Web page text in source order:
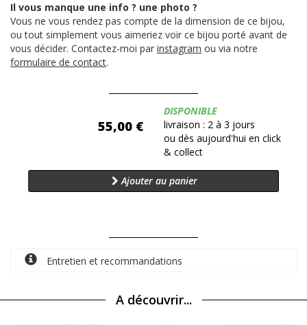
Il vous manque une info ? une photo ?
Vous ne vous rendez pas compte de la dimension de ce bijou,
ou tout simplement vous aimeriez voir ce bijou porté avant de
vous décider. Contactez-moi par instagram ou via notre
formulaire de contact.
55,00 €
Disponibilité:
DISPONIBLE
livraison : 2 à 3 jours
ou dès aujourd'hui en click
& collect
Ajouter au panier
Entretien et recommandations
A découvrir...